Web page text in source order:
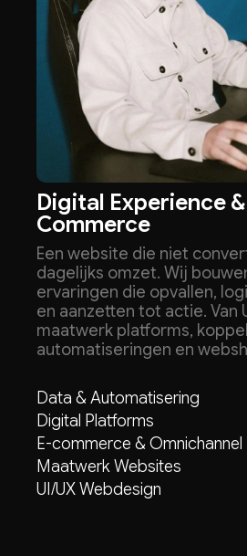
Digital Experience &
Commerce
Een website die niet
dagelijks omzet. Wij
ervaringen die opvallen,
en aanzetten tot actie. Van
maatwerk platforms,
automatiseringen en
Data & Automatisering
Digital Platforms
E-commerce & Omnichannel
Maatwerk Websites
UI/UX Webdesign